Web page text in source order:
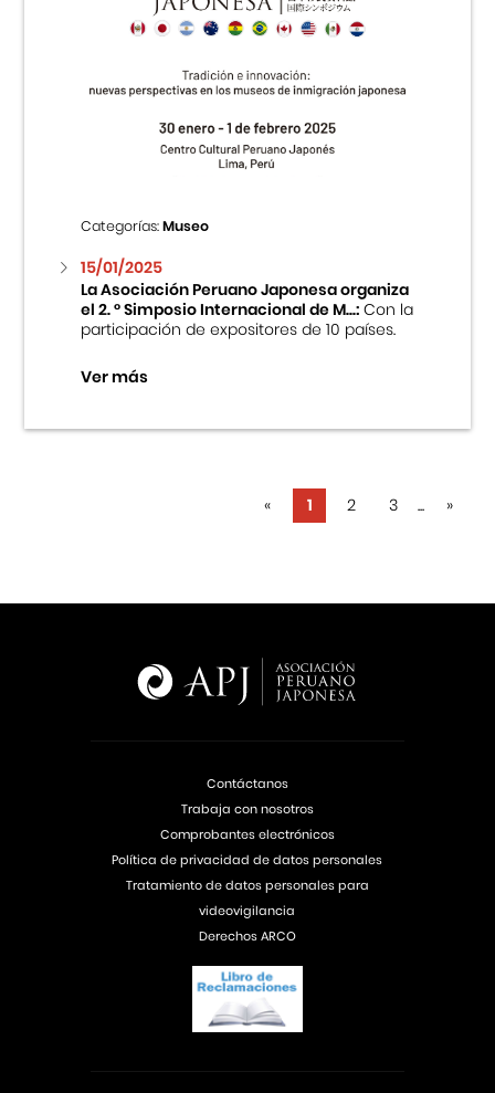
Categorías:Museo
15/01/2025
La Asociación Peruano Japonesa organiza
el 2. ° Simposio Internacional de M...:Con la
participación de expositores de 10 países.
Ver más
« 1 2 3 ... »
Contáctanos
Trabaja con nosotros
Comprobantes electrónicos
Política de privacidad de datos personales
Tratamiento de datos personales para
videovigilancia
Derechos ARCO